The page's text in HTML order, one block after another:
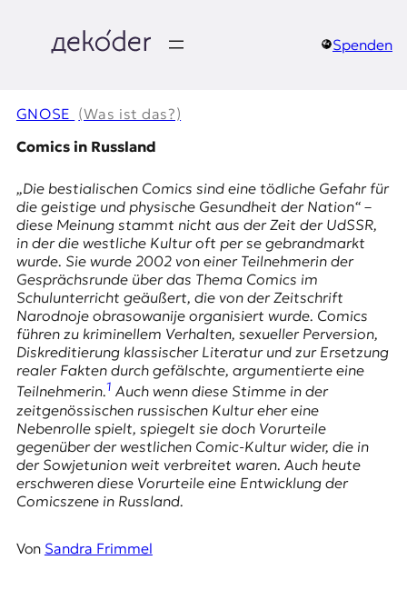
springen
e
k
o
d
e
r
|
D
E
K
O
D
E
Spenden
GNOSE (Was ist das?)
Comics in Russland
„Die bestialischen Comics sind eine tödliche Gefahr für
die geistige und physische Gesundheit der Nation“ –
diese Meinung stammt nicht aus der Zeit der UdSSR,
in der die westliche Kultur oft per segebrandmarkt
wurde. Sie wurde 2002 von einer Teilnehmerin der
Gesprächsrunde über das Thema Comics im
Schulunterricht geäußert, die von der Zeitschrift
Narodnoje obrasowanijeorganisiert wurde. Comics
führen zu kriminellem Verhalten, sexueller Perversion,
Diskreditierung klassischer Literatur und zur Ersetzung
realer Fakten durch gefälschte, argumentierte eine
Teilnehmerin.1 Auch wenn diese Stimme in der
zeitgenössischen russischen Kultur eher eine
Nebenrolle spielt, spiegelt sie doch Vorurteile
gegenüber der westlichen Comic-Kultur wider, die in
der Sowjetunion weit verbreitet waren. Auch heute
erschweren diese Vorurteile eine Entwicklung der
Comicszene in Russland.
Von Sandra Frimmel